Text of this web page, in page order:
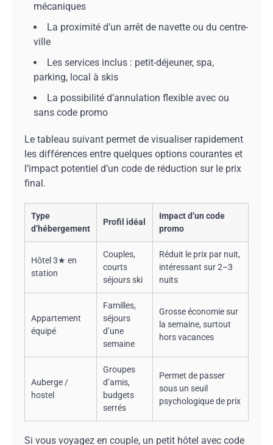
mécaniques
La proximité d’un arrêt de navette ou du centre-
ville
Les services inclus : petit-déjeuner, spa,
parking, local à skis
La possibilité d’annulation flexible avec ou
sans code promo
Le tableau suivant permet de visualiser rapidement
les différences entre quelques options courantes et
l’impact potentiel d’un code de réduction sur le prix
final.
Type
d’hébergement
Profil idéal
Impact d’un code
promo
Hôtel 3★ en
station
Couples,
courts
séjours ski
Réduit le prix par nuit,
intéressant sur 2–3
nuits
Appartement
équipé
Familles,
séjours
d’une
semaine
Grosse économie sur
la semaine, surtout
hors vacances
Auberge /
hostel
Groupes
d’amis,
budgets
serrés
Permet de passer
sous un seuil
psychologique de prix
Si vous voyagez en couple, un petit hôtel avec code